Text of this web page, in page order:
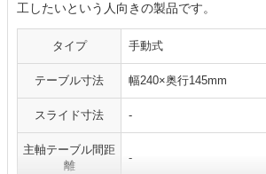
工したいという人向きの製品です。
タイプ 手動式
テーブル寸法 幅240×奥行145mm
スライド寸法 -
主軸テーブル間距
離
-